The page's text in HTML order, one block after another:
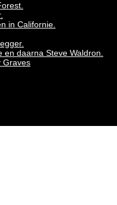
in Californie.
daarna Steve Waldron.
Graves